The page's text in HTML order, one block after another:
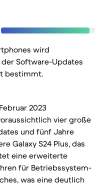
wird
Software-Updates
bestimmt.
2023
vier große
und fünf Jahre
Galaxy S24 Plus, das
eine erweiterte
für Betriebssystem-
was eine deutlich